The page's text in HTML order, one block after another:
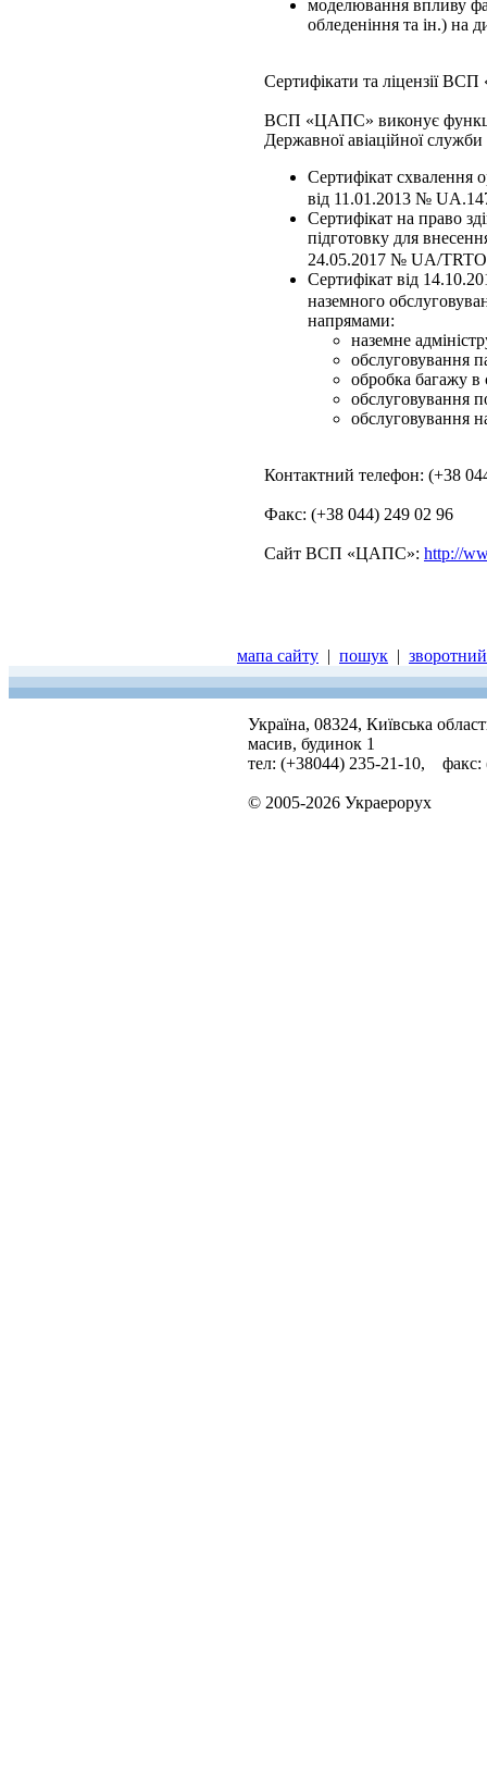
моделювання впливу
обледеніння та ін.) на
Сертифікати та ліцензії
ВСП «ЦАПС» виконує функції
Державної авіаційної
Сертифікат схвалення
від 11.01.2013 №
Сертифікат на право
підготовку для
24.05.2017 № UA/TRTO-
Сертифікат від
наземного
напрямами:
наземне
обслуговування
обробка багажу в
обслуговування
обслуговування
Контактний телефон: (+38
Факс: (+38 044) 249 02 96
Сайт ВСП «ЦАПС»: http://
мапа сайту | пошук |
Україна, 08324, Київська
масив, будинок 1
тел: (+38044) 235-21-10, факс:
© 2005-2026 Украерорух